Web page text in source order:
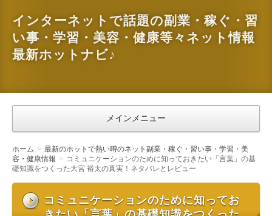
インターネットで話題の副業・稼ぐ・習
い事・学習・美容・健康等々ネット情報
最新ホットナビ♪
メインメニュー
ホーム
最新のホットで熱い噂のネット副業・稼ぐ・習い事・学習・美
容・健康情報
コミュニケーションのために知っておきたい「言葉」の基
礎知識をつくった大宮 裕太の真実！ネタバレとレビュー
コミュニケーションのために知ってお